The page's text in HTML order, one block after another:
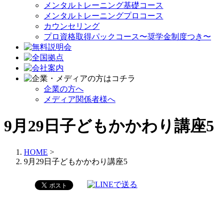
メンタルトレーニング基礎コース
メンタルトレーニングプロコース
カウンセリング
プロ資格取得パックコース〜奨学金制度つき〜
企業の方へ
メディア関係者様へ
9月29日子どもかかわり講座5
HOME >
9月29日子どもかかわり講座5